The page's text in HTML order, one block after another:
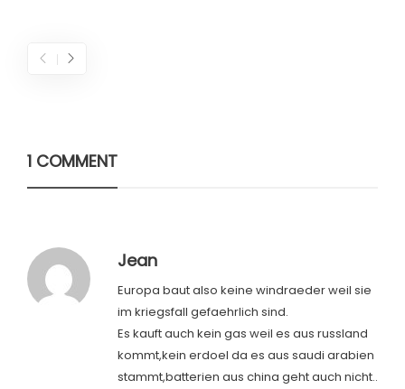
1 COMMENT
Jean
Europa baut also keine windraeder weil sie
im kriegsfall gefaehrlich sind.
Es kauft auch kein gas weil es aus russland
kommt,kein erdoel da es aus saudi arabien
stammt,batterien aus china geht auch nicht..